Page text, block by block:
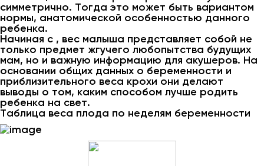
симметрично. Тогда это может быть вариантом
нормы, анатомической особенностью данного
ребенка.
Начиная с , вес малыша представляет собой не
только предмет жгучего любопытства будущих
мам, но и важную информацию для акушеров. На
основании общих данных о беременности и
приблизительного веса крохи они делают
выводы о том, каким способом лучше родить
ребенка на свет.
Таблица веса плода по неделям беременности